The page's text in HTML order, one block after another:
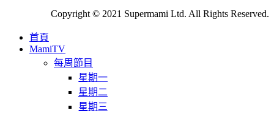
Copyright © 2021 Supermami Ltd. All Rights Reserved.
首頁
MamiTV
每周節目
星期一
星期二
星期三